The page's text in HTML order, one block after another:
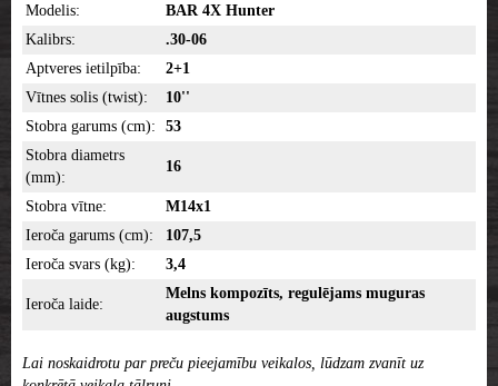
Modelis:
BAR 4X Hunter
Kalibrs:
.30-06
Aptveres ietilpība:
2+1
Vītnes solis (twist):
10''
Stobra garums (cm):
53
Stobra diametrs
(mm):
16
Stobra vītne:
M14x1
Ieroča garums (cm):
107,5
Ieroča svars (kg):
3,4
Ieroča laide:
Melns kompozīts, regulējams muguras
augstums
Lai noskaidrotu par preču pieejamību veikalos, lūdzam zvanīt uz